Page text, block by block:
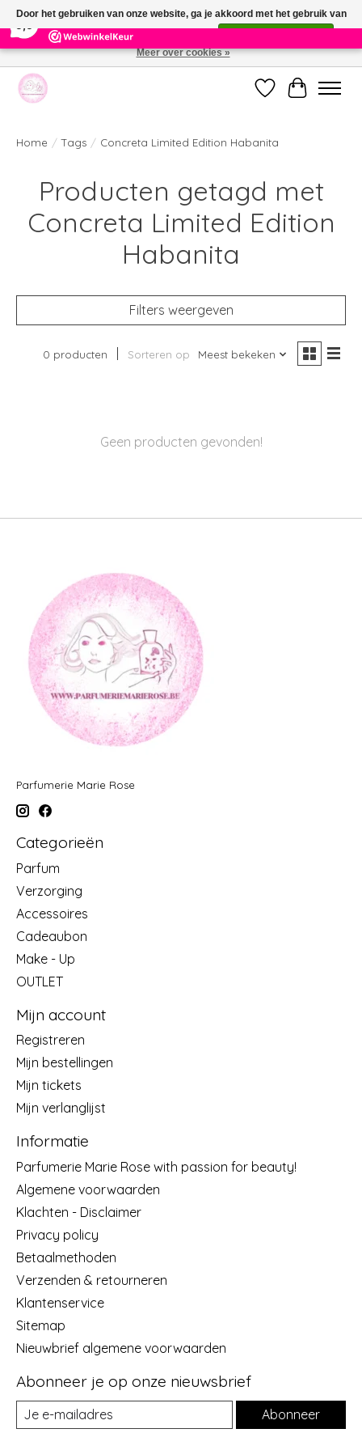
391 Reviews ×
Welkom bij de nieuwe webshop van Parfumerie Marie Rose
Verlanglijst
Home / Tags / Concreta Limited Edition Habanita
Producten getagd met
Concreta Limited Edition
Habanita
Filters weergeven
0 producten Sorteren op Meest bekeken
Geen producten gevonden!
Parfumerie Marie Rose
Categorieën
Parfum
Verzorging
Accessoires
Cadeaubon
Make - Up
OUTLET
Mijn account
Registreren
Mijn bestellingen
Mijn tickets
Mijn verlanglijst
Informatie
Parfumerie Marie Rose with passion for beauty!
Algemene voorwaarden
Klachten - Disclaimer
Privacy policy
Betaalmethoden
Verzenden & retourneren
Klantenservice
Sitemap
Nieuwbrief algemene voorwaarden
Abonneer je op onze nieuwsbrief
Abonneer
Door het gebruiken van onze website, ga je akkoord met het gebruik van
cookies om onze website te verbeteren.
Meer over cookies »